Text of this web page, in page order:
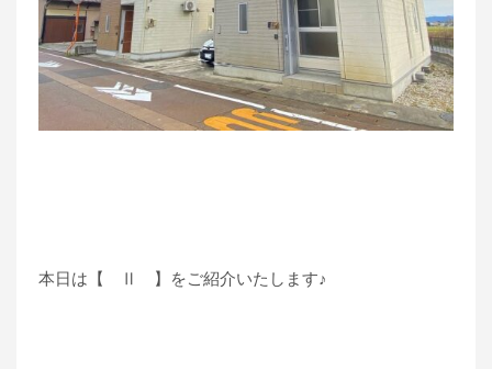
本日は【 Ⅱ 】をご紹介いたします♪